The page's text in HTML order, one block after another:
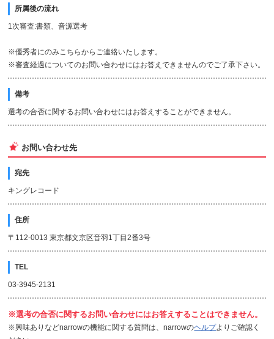
所属後の流れ
1次審査:書類、音源選考
※優秀者にのみこちらからご連絡いたします。
※審査経過についてのお問い合わせにはお答えできませんのでご了承下さい。
備考
選考の合否に関するお問い合わせにはお答えすることができません。
お問い合わせ先
宛先
キングレコード
住所
〒112-0013 東京都文京区音羽1丁目2番3号
TEL
03-3945-2131
※選考の合否に関するお問い合わせにはお答えすることはできません。
※興味ありなどnarrowの機能に関する質問は、narrowのヘルプよりご確認く